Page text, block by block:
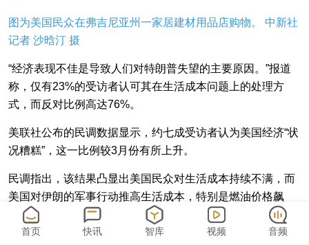
图为美国民众在弗吉尼亚州一家居建材用品店购物。 中新社
记者 沙晗汀 摄
“经济表现不佳是导致人们对特朗普失望的主要原因。”报道
称，仅有23%的受访者认可其在生活成本问题上的处理方
式，而反对比例高达76%。
美联社公布的民调数据显示，约七成受访者认为美国经济“状
况糟糕”，这一比例较3月份有所上升。
民调指出，该结果凸显出美国民众对生活成本持续不满，而
美国对伊朗的军事行动推高生活成本，特别是燃油价格飙
升，进一步加剧了这一情绪。
首页 快讯 智库 视频 音频